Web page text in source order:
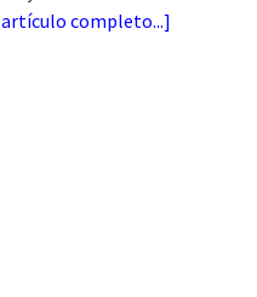
artículo completo...]